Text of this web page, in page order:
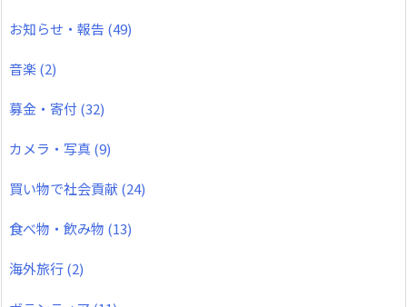
お知らせ・報告 (49)
音楽(2)
募金・寄付 (32)
カメラ・写真(9)
買い物で社会貢献 (24)
食べ物・飲み物 (13)
海外旅行(2)